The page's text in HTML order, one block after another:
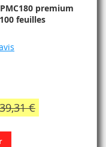
premium
feuilles
€